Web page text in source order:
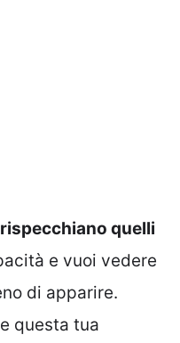
quelli
e vuoi vedere
di apparire.
e questa tua